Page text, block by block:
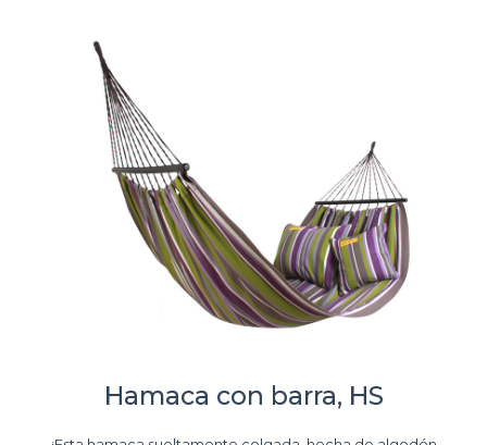
Hamaca con barra, HS